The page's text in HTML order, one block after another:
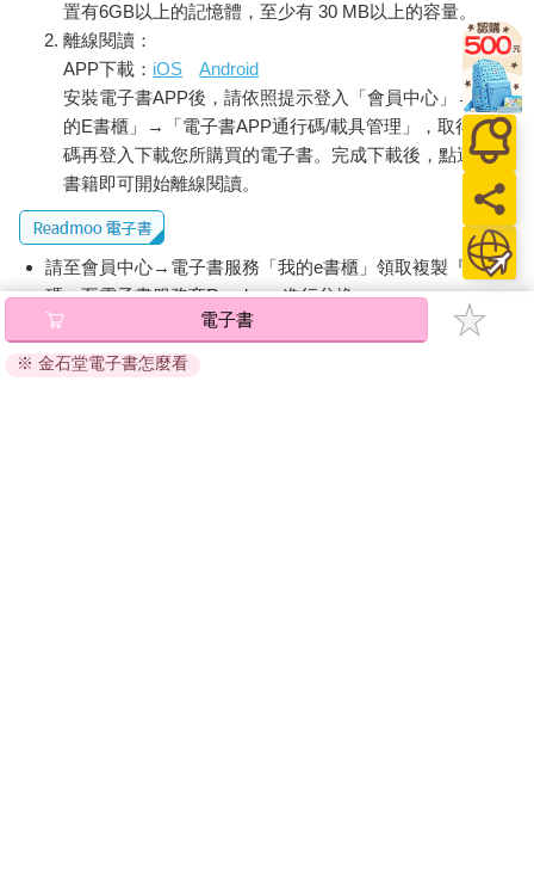
置有6GB以上的記憶體，至少有 30 MB以上的容量。
離線閱讀：
APP下載： iOS
Android
安裝電子書APP後，請依照提示登入「會員中心」→「我
的E書櫃」→「電子書APP通行碼/載具管理」，取得通行
碼再登入下載您所購買的電子書。完成下載後，點選任一
書籍即可開始離線閱讀。
請至會員中心→電子書服務「我的e書櫃」領取複製『兌換
碼』至電子書服務商Readmoo進行兌換。
退換貨須知：
因版權保護，您在金石堂所購買的電子書僅能以金石堂專屬
電子書
※ 金石堂電子書怎麼看